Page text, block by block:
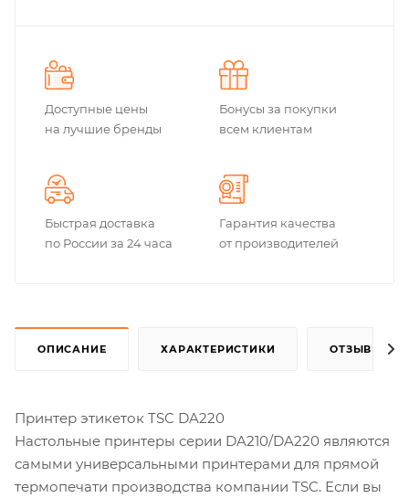
Доступные цены
на лучшие бренды
Бонусы за покупки
всем клиентам
Быстрая доставка
по России за 24 часа
Гарантия качества
от производителей
ОПИСАНИЕ ХАРАКТЕРИСТИКИ ОТЗЫВЫ
Принтер этикеток TSC DA220
Настольные принтеры серии DA210/DA220 являются
самыми универсальными принтерами для прямой
термопечати производства компании TSC. Если вы